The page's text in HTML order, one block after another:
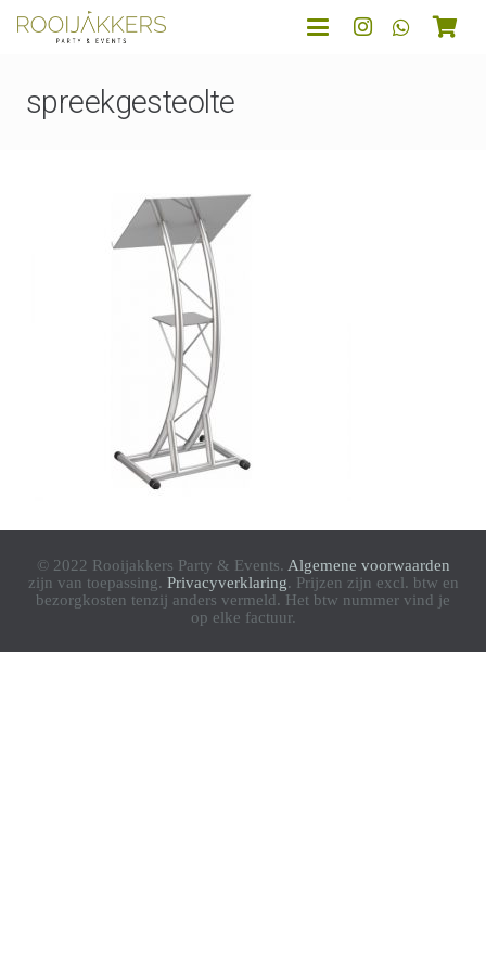
spreekgesteolte
© 2022 Rooijakkers Party & Events. Algemene voorwaarden
zijn van toepassing. Privacyverklaring. Prijzen zijn excl. btw en
bezorgkosten tenzij anders vermeld. Het btw nummer vind je
op elke factuur.